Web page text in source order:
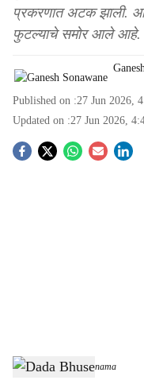
प्रकरणात अटक झाली.
फुटल्याचे समोर आले आहे.
Published on :27 Jun 2026,
Updated on :27 Jun 2026,
S
Dada Bhuse - Sarkarnama